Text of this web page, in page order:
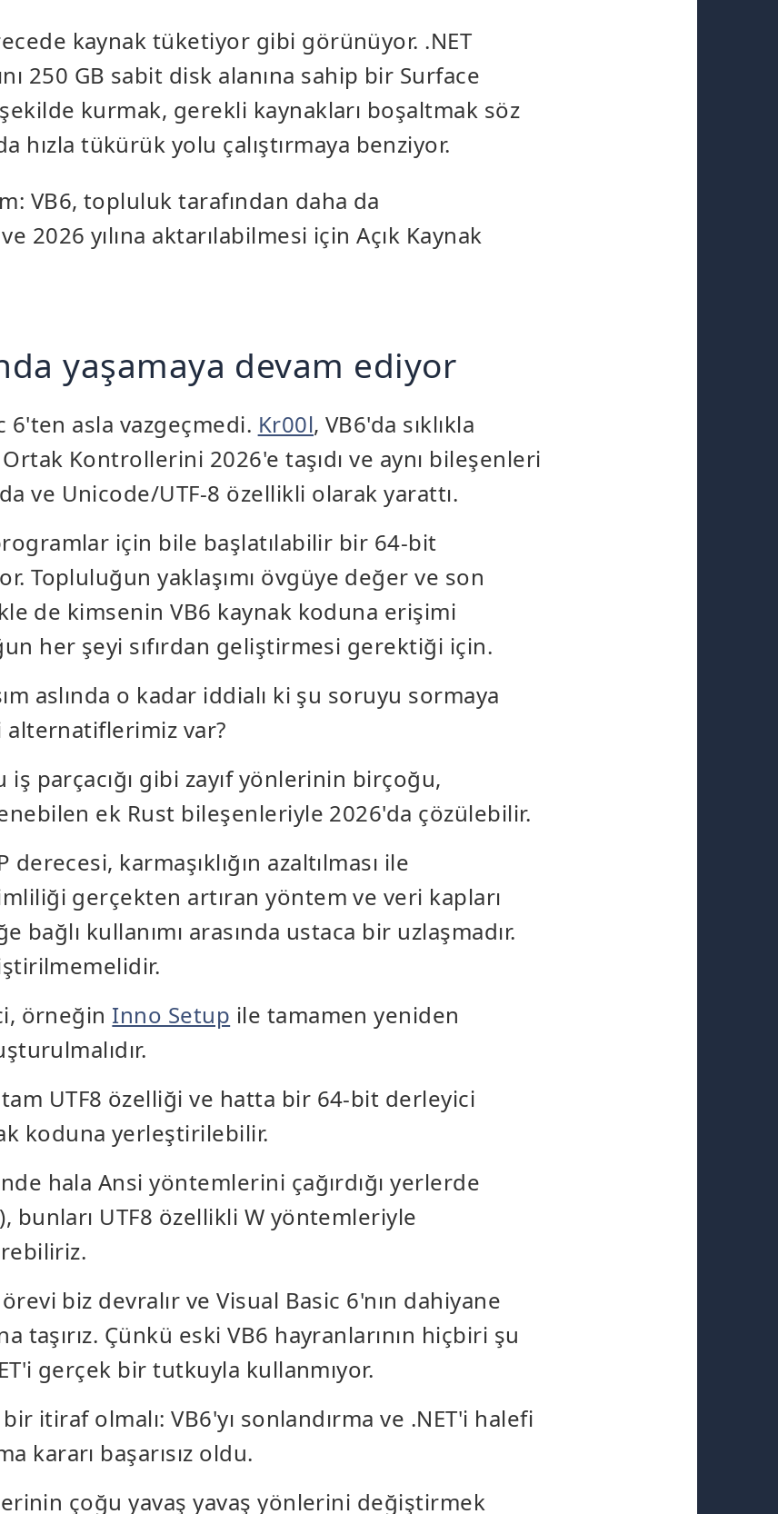
kaynak tüketiyor gibi görünüyor. .NET
250 GB sabit disk alanına sahip bir Surface
kurmak, gerekli kaynakları boşaltmak söz
hızla tükürük yolu çalıştırmaya benziyor.
VB6, topluluk tarafından daha da
2026 yılına aktarılabilmesi için Açık Kaynak
yaşamaya devam ediyor
6'ten asla vazgeçmedi. Kr00l, VB6'da sıklıkla
Kontrollerini 2026'e taşıdı ve aynı bileşenleri
ve Unicode/UTF-8 özellikli olarak yarattı.
için bile başlatılabilir bir 64-bit
Topluluğun yaklaşımı övgüye değer ve son
de kimsenin VB6 kaynak koduna erişimi
her şeyi sıfırdan geliştirmesi gerektiği için.
aslında o kadar iddialı ki şu soruyu sormaya
var?
iş parçacığı gibi zayıf yönlerinin birçoğu,
ek Rust bileşenleriyle 2026'da çözülebilir.
karmaşıklığın azaltılması ile
gerçekten artıran yöntem ve veri kapları
bağlı kullanımı arasında ustaca bir uzlaşmadır.
örneğin Inno Setup ile tamamen yeniden
UTF8 özelliği ve hatta bir 64-bit derleyici
koduna yerleştirilebilir.
hala Ansi yöntemlerini çağırdığı yerlerde
bunları UTF8 özellikli W yöntemleriyle
biz devralır ve Visual Basic 6'nın dahiyane
taşırız. Çünkü eski VB6 hayranlarının hiçbiri şu
gerçek bir tutkuyla kullanmıyor.
itiraf olmalı: VB6'yı sonlandırma ve .NET'i halefi
kararı başarısız oldu.
çoğu yavaş yavaş yönlerini değiştirmek